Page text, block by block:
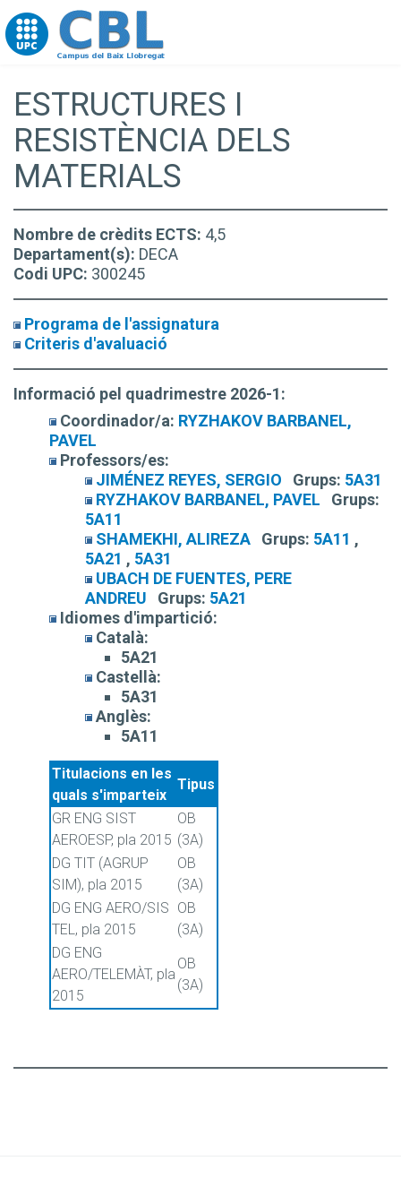
Go to upc.edu
ESTRUCTURES I
RESISTÈNCIA DELS
MATERIALS
Nombre de crèdits ECTS: 4,5
Departament(s): DECA
Codi UPC: 300245
Programa de l'assignatura
Criteris d'avaluació
Informació pel quadrimestre 2026-1:
Coordinador/a: RYZHAKOV BARBANEL,
PAVEL
Professors/es:
JIMÉNEZ REYES, SERGIO
Grups: 5A31
RYZHAKOV BARBANEL, PAVEL
Grups:
5A11
SHAMEKHI, ALIREZA
Grups: 5A11 ,
5A21 , 5A31
UBACH DE FUENTES, PERE
ANDREU
Grups: 5A21
Idiomes d'impartició:
Català:
5A21
Castellà:
5A31
Anglès:
5A11
Titulacions en les
quals s'imparteix
Tipus
GR ENG SIST
AEROESP, pla 2015
OB
(3A)
DG TIT (AGRUP
SIM), pla 2015
OB
(3A)
DG ENG AERO/SIS
TEL, pla 2015
OB
(3A)
DG ENG
AERO/TELEMÀT, pla
2015
OB
(3A)